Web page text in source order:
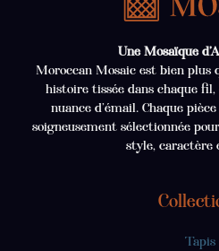
Une Mosaïque
Moroccan Mosaic est bien plus
histoire tissée dans chaque
nuance d’émail. Chaque
soigneusement sélectionnée
style, caractère
Tapis